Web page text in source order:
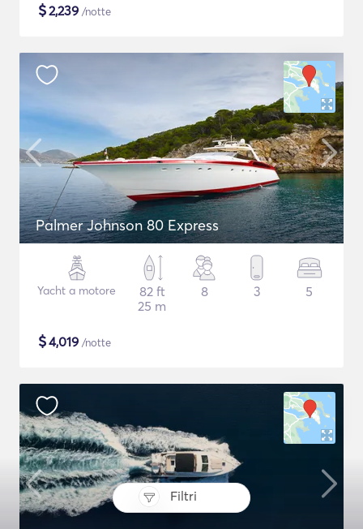
Filtri
$2,239 /notte
Palmer Johnson 80 Express
Yacht a motore
82 ft
25 m
8 3 5
$4,019 /notte